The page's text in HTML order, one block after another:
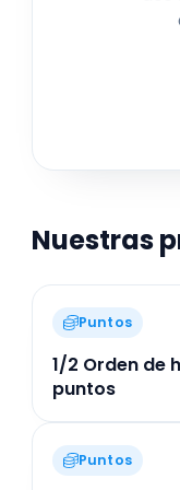
Nuestras
Puntos
1/2 Orden de
puntos
Puntos